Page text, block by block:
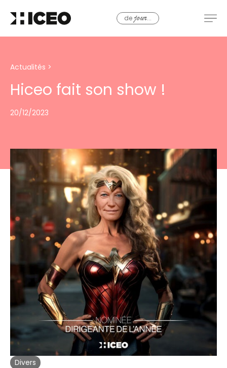
dejour...
Actualités >
Hiceo fait son show !
20/12/2023
Divers